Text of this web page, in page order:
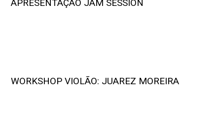
APRESENTAÇÃO JAM SESSION
WORKSHOP VIOLÃO: JUAREZ MOREIRA